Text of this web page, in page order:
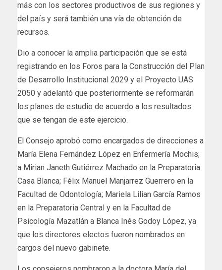
más con los sectores productivos de sus regiones y
del país y será también una vía de obtención de
recursos.
Dio a conocer la amplia participación que se está
registrando en los Foros para la Construcción del Plan
de Desarrollo Institucional 2029 y el Proyecto UAS
2050 y adelantó que posteriormente se reformarán
los planes de estudio de acuerdo a los resultados
que se tengan de este ejercicio.
El Consejo aprobó como encargados de direcciones a
María Elena Fernández López en Enfermería Mochis;
a Mirian Janeth Gutiérrez Machado en la Preparatoria
Casa Blanca; Félix Manuel Manjarrez Guerrero en la
Facultad de Odontología; Mariela Lilian García Ramos
en la Preparatoria Central y en la Facultad de
Psicología Mazatlán a Blanca Inés Godoy López, ya
que los directores electos fueron nombrados en
cargos del nuevo gabinete.